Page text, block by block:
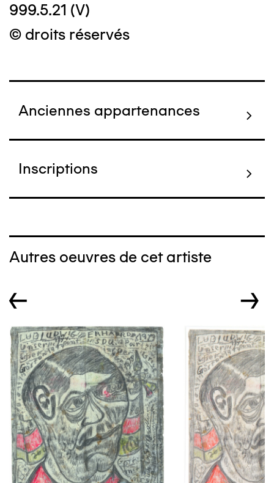
999.5.21 (V)
© droits réservés
Anciennes appartenances
Inscriptions
Autres oeuvres de cet artiste
← →